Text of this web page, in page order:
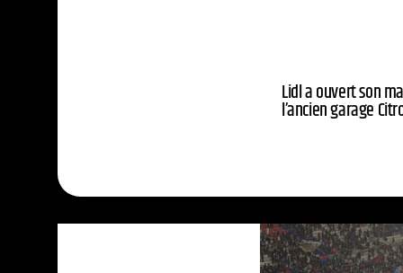
Lidl a ouvert son
l’ancien garage